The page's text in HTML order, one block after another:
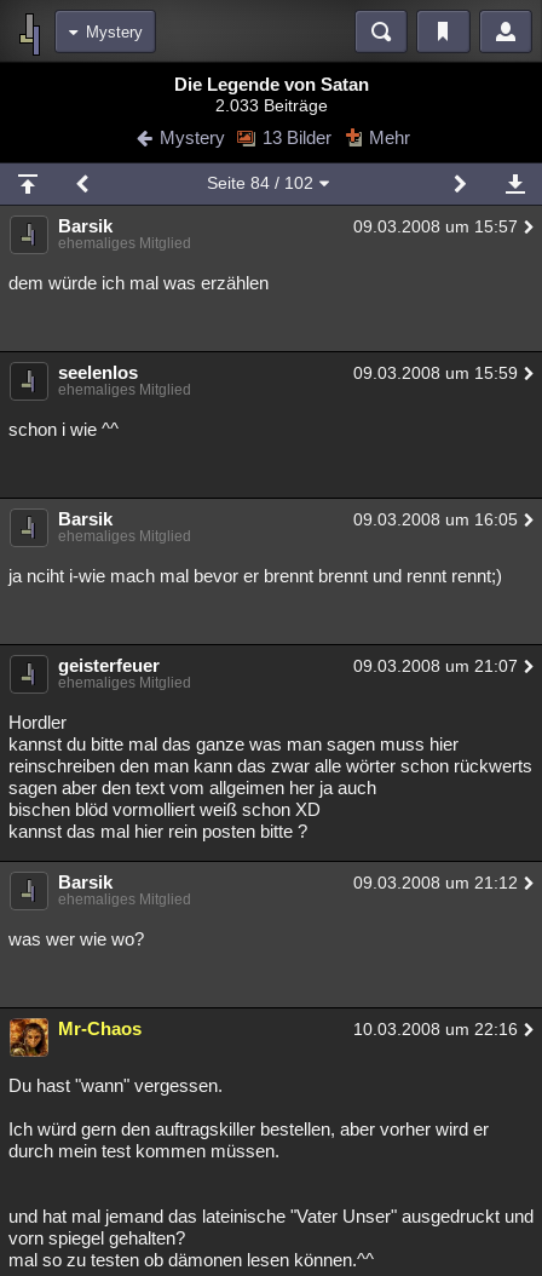
Mystery
Blogs Videos
Chat Wiki Neuigkeiten
meine Rubriken
Menschen Mystery Kriminalfälle
Spiritualität Verschwörungen
weitere Rubriken
Philosophie Träume
Musik Clash Verbesserungen Allmystery English
Übersichten
Besucht Teilgenommen Alle Neue Geschlossen
Die Legende von Satan
2.033 Beiträge
Mystery 13 Bilder Mehr
Seite 84/ 102
Barsik 09.03.2008 um 15:57
ehemaliges Mitglied
dem würde ich mal was erzählen
seelenlos 09.03.2008 um 15:59
ehemaliges Mitglied
schon i wie ^^
Barsik 09.03.2008 um 16:05
ehemaliges Mitglied
ja nciht i-wie mach mal bevor er brennt brennt und rennt rennt;)
geisterfeuer 09.03.2008 um 21:07
ehemaliges Mitglied
Hordler
kannst du bitte mal das ganze was man sagen muss hier
reinschreiben den man kann das zwar alle wörter schon rückwerts
sagen aber den text vom allgeimen her ja auch
bischen blöd vormolliert weiß schon XD
kannst das mal hier rein posten bitte ?
Barsik 09.03.2008 um 21:12
ehemaliges Mitglied
was wer wie wo?
Mr-Chaos 10.03.2008 um 22:16
Du hast "wann" vergessen.
Ich würd gern den auftragskiller bestellen, aber vorher wird er
durch mein test kommen müssen.
und hat mal jemand das lateinische "Vater Unser" ausgedruckt und
vorn spiegel gehalten?
mal so zu testen ob dämonen lesen können.^^